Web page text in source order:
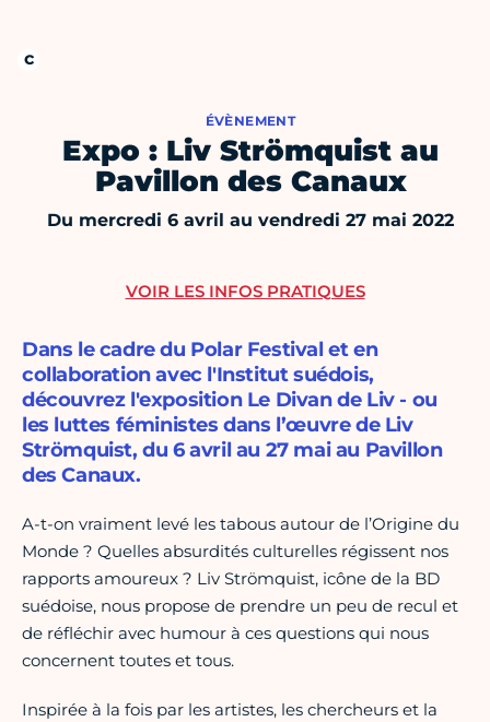
ÉVÈNEMENT
Expo : Liv Strömquist au
Pavillon des Canaux
Du mercredi 6 avril au vendredi 27 mai 2022
Dans le cadre du Polar Festival et en
collaboration avec l'Institut suédois,
découvrez l'exposition Le Divan de Liv - ou
les luttes féministes dans l’œuvre de Liv
Strömquist, du 6 avril au 27 mai au Pavillon
des Canaux.
A-t-on vraiment levé les tabous autour de l’Origine du
Monde ? Quelles absurdités culturelles régissent nos
rapports amoureux ? Liv Strömquist, icône de la BD
suédoise, nous propose de prendre un peu de recul et
de réfléchir avec humour à ces questions qui nous
concernent toutes et tous.
Inspirée à la fois par les artistes, les chercheurs et la
VOIR LES INFOS PRATIQUES